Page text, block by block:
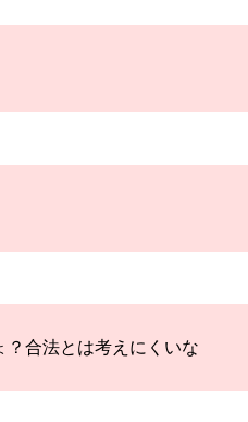
合法とは考えにくいな